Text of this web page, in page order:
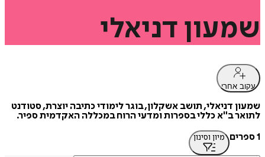
שמעון דניאלי
עקוב אחרי
שמעון דניאלי, תושב אשקלון, בוגר לימודי כתיבה יוצרת, סטודנט
לתואר ב"א כללי בספרות ומדעי הרוח במכללה האקדמית ספיר.
1 ספרים
מיון וסינון